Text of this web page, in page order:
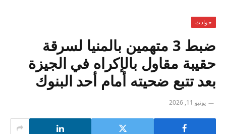
حوادث
ضبط 3 متهمين بالمنيا لسرقة
حقيبة مقاول بالإكراه في الجيزة
بعد تتبع ضحيته أمام أحد البنوك
يونيو 11, 2026